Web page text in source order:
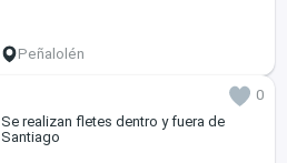
Peñalolén
0
Se realizan fletes dentro y fuera de
Santiago